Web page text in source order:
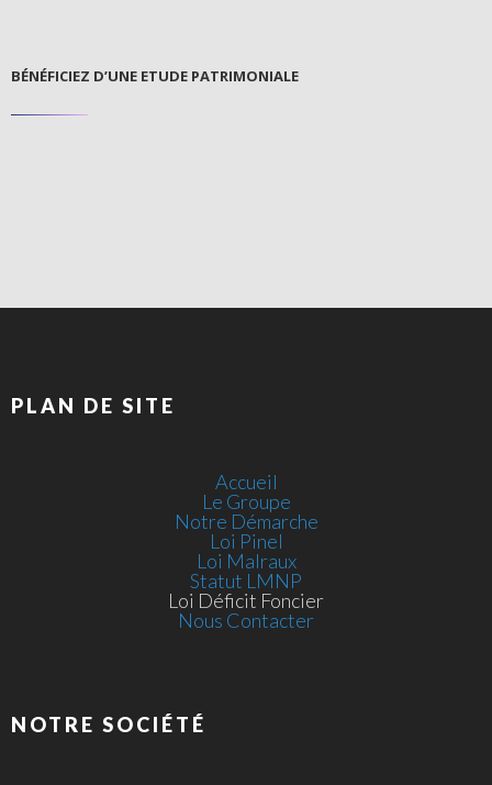
BÉNÉFICIEZ D’UNE ETUDE PATRIMONIALE
PLAN DE SITE
Accueil
Le Groupe
Notre Démarche
Loi Pinel
Loi Malraux
Statut LMNP
Loi Déficit Foncier
Nous Contacter
NOTRE SOCIÉTÉ